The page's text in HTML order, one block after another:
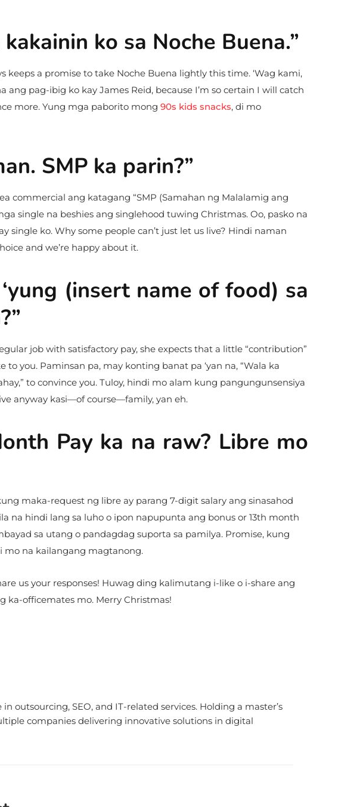
ko sa Noche Buena.”
keeps a promise to take Noche Buena lightly this time. ‘Wag kami,
ang pag-ibig ko kay James Reid, because I’m so certain I will catch
more. Yung mga paborito mong 90s kids snacks, di mo
SMP ka parin?”
commercial ang katagang “SMP (Samahan ng Malalamig ang
single na beshies ang singlehood tuwing Christmas. Oo, pasko na
single ko. Why some people can’t just let us live? Hindi naman
and we’re happy about it.
(insert name of food) sa
job with satisfactory pay, she expects that a little “contribution”
to you. Paminsan pa, may konting banat pa ‘yan na, “Wala ka
to convince you. Tuloy, hindi mo alam kung pangungunsensiya
anyway kasi—of course—family, yan eh.
Pay ka na raw? Libre mo
maka-request ng libre ay parang 7-digit salary ang sinasahod
na hindi lang sa luho o ipon napupunta ang bonus or 13th month
sa utang o pandagdag suporta sa pamilya. Promise, kung
mo na kailangang magtanong.
us your responses! Huwag ding kalimutang i-like o i-share ang
ka-officemates mo. Merry Christmas!
outsourcing, SEO, and IT-related services. Holding a master’s
companies delivering innovative solutions in digital